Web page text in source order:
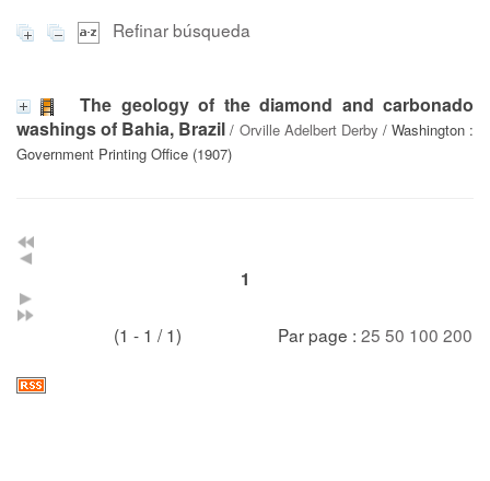
Refinar búsqueda
The geology of the diamond and carbonado
washings of Bahia, Brazil / Orville Adelbert Derby / Washington :
Government Printing Office (1907)
1
(1 - 1 / 1) Par page : 25 50 100 200